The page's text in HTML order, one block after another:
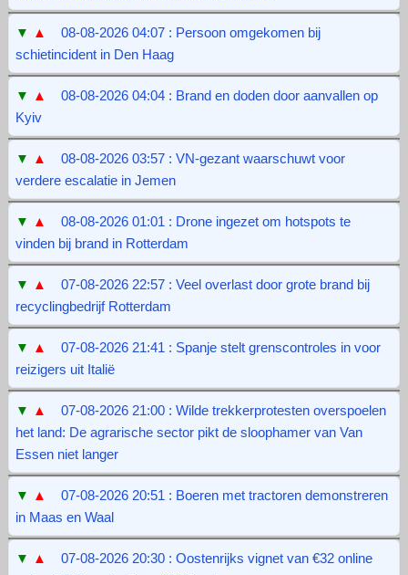
▼ ▲
08-08-2026 04:07 : Persoon omgekomen bij
schietincident in Den Haag
▼ ▲
08-08-2026 04:04 : Brand en doden door aanvallen op
Kyiv
▼ ▲
08-08-2026 03:57 : VN-gezant waarschuwt voor
verdere escalatie in Jemen
▼ ▲
08-08-2026 01:01 : Drone ingezet om hotspots te
vinden bij brand in Rotterdam
▼ ▲
07-08-2026 22:57 : Veel overlast door grote brand bij
recyclingbedrijf Rotterdam
▼ ▲
07-08-2026 21:41 : Spanje stelt grenscontroles in voor
reizigers uit Italië
▼ ▲
07-08-2026 21:00 : Wilde trekkerprotesten overspoelen
het land: De agrarische sector pikt de sloophamer van Van
Essen niet langer
▼ ▲
07-08-2026 20:51 : Boeren met tractoren demonstreren
in Maas en Waal
▼ ▲
07-08-2026 20:30 : Oostenrijks vignet van €32 online